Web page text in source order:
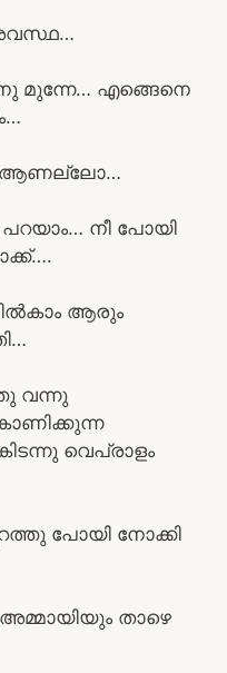
മുന്നേ… എങ്ങെനെ
ആണല്ലോ…
നീ പോയി
ആരും
വന്നു
വെപ്രാളം
പോയി നോക്കി
താഴെ